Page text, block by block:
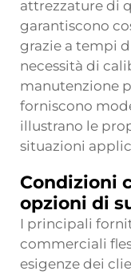
attrezzature di
garantiscono
grazie a tempi
necessità di
manutenzione
forniscono
illustrano le
situazioni
Condizioni
opzioni di
I principali
commerciali
esigenze dei